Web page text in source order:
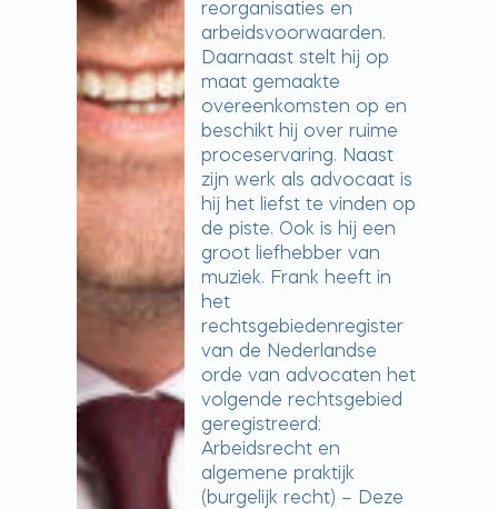
reorganisaties en
arbeidsvoorwaarden.
Daarnaast stelt hij op
maat gemaakte
overeenkomsten op en
beschikt hij over ruime
proceservaring. Naast
zijn werk als advocaat is
hij het liefst te vinden op
de piste. Ook is hij een
groot liefhebber van
muziek. Frank heeft in
het
rechtsgebiedenregister
van de Nederlandse
orde van advocaten het
volgende rechtsgebied
geregistreerd:
Arbeidsrecht en
algemene praktijk
(burgelijk recht) – Deze